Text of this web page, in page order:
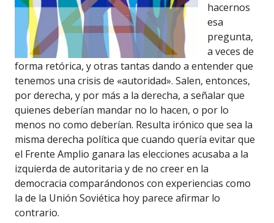
hacernos
esa
pregunta,
a veces de
forma retórica, y otras tantas dando a entender que
tenemos una crisis de «autoridad». Salen, entonces,
por derecha, y por más a la derecha, a señalar que
quienes deberían mandar no lo hacen, o por lo
menos no como deberían. Resulta irónico que sea la
misma derecha política que cuando quería evitar que
el Frente Amplio ganara las elecciones acusaba a la
izquierda de autoritaria y de no creer en la
democracia comparándonos con experiencias como
la de la Unión Soviética hoy parece afirmar lo
contrario.